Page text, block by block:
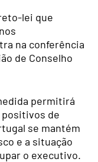
lei que
na conferência
de Conselho
permitirá
de
se mantém
e a situação
o executivo.